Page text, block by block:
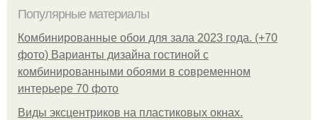
Популярные материалы
Комбинированные обои для зала 2023 года. (+70
фото) Варианты дизайна гостиной с
комбинированными обоями в современном
интерьере 70 фото
Виды эксцентриков на пластиковых окнах.